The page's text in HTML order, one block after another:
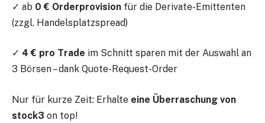
✓ ab 0 € Orderprovision für die Derivate-Emittenten
(zzgl. Handelsplatzspread)
✓ 4 € pro Trade im Schnitt sparen mit der Auswahl an
3 Börsen – dank Quote-Request-Order
Nur für kurze Zeit: Erhalte eine Überraschung von
stock3 on top!